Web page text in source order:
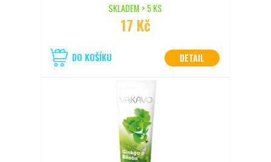
SKLADEM > 5 KS
17 Kč
DETAIL
DO KOŠÍKU